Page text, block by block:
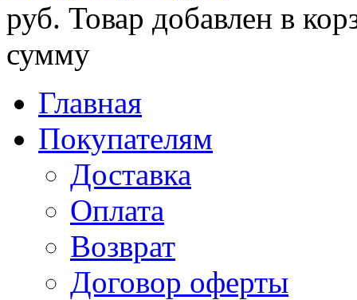
руб. Товар добавлен в
сумму
Главная
Покупателям
Доставка
Оплата
Возврат
Договор оферты